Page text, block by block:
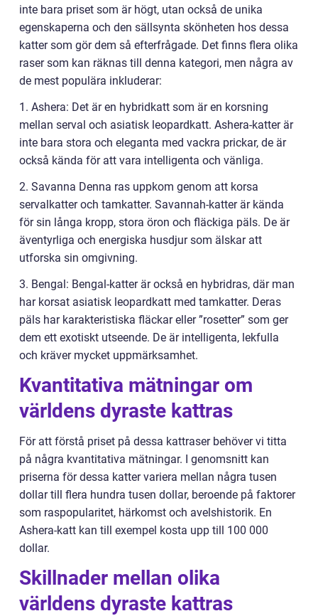
inte bara priset som är högt, utan också de unika
egenskaperna och den sällsynta skönheten hos dessa
katter som gör dem så efterfrågade. Det finns flera olika
raser som kan räknas till denna kategori, men några av
de mest populära inkluderar:
1. Ashera: Det är en hybridkatt som är en korsning
mellan serval och asiatisk leopardkatt. Ashera-katter är
inte bara stora och eleganta med vackra prickar, de är
också kända för att vara intelligenta och vänliga.
2. Savanna Denna ras uppkom genom att korsa
servalkatter och tamkatter. Savannah-katter är kända
för sin långa kropp, stora öron och fläckiga päls. De är
äventyrliga och energiska husdjur som älskar att
utforska sin omgivning.
3. Bengal: Bengal-katter är också en hybridras, där man
har korsat asiatisk leopardkatt med tamkatter. Deras
päls har karakteristiska fläckar eller ”rosetter” som ger
dem ett exotiskt utseende. De är intelligenta, lekfulla
och kräver mycket uppmärksamhet.
Kvantitativa mätningar om
världens dyraste kattras
För att förstå priset på dessa kattraser behöver vi titta
på några kvantitativa mätningar. I genomsnitt kan
priserna för dessa katter variera mellan några tusen
dollar till flera hundra tusen dollar, beroende på faktorer
som raspopularitet, härkomst och avelshistorik. En
Ashera-katt kan till exempel kosta upp till 100 000
dollar.
Skillnader mellan olika
världens dyraste kattras